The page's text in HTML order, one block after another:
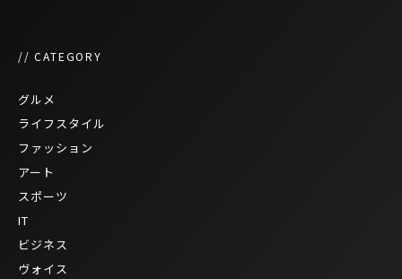
// CATEGORY
グルメ
ライフスタイル
ファッション
アート
スポーツ
IT
ビジネス
ヴォイス